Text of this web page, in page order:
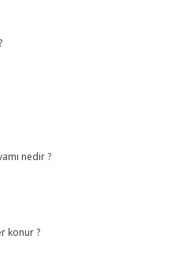
nedir ?
konur ?